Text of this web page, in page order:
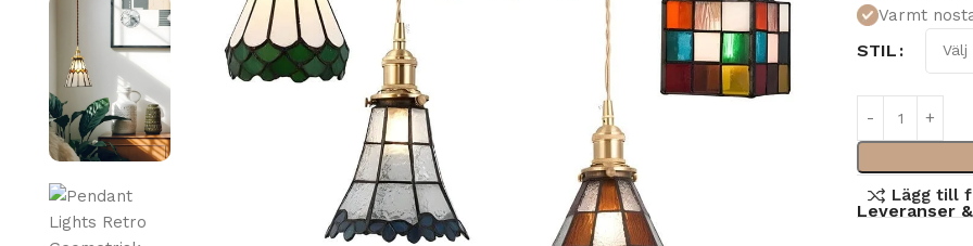
Varmt
STIL
Lägg till
Leveranser